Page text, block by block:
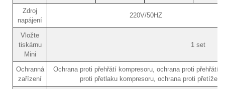
Zdroj
napájení
220V/50HZ
Vložte
tiskárnu
Mini
1 set
Ochranná
zařízení
Ochrana proti přehřátí kompresoru, ochrana proti přehřátí
proti přetlaku kompresoru, ochrana proti